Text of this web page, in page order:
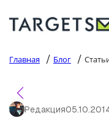
Главная / Блог /
Редакция